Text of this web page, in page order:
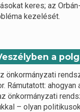
keres; az
kezelését.
a
önkormányzati
Rámutatott:
önkormányzati
– olyan